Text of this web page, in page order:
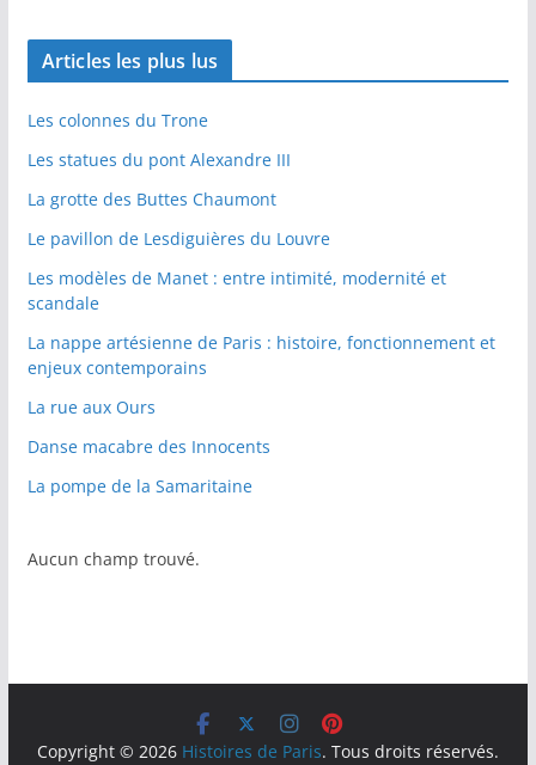
Articles les plus lus
Les colonnes du Trone
Les statues du pont Alexandre III
La grotte des Buttes Chaumont
Le pavillon de Lesdiguières du Louvre
Les modèles de Manet : entre intimité, modernité et
scandale
La nappe artésienne de Paris : histoire, fonctionnement et
enjeux contemporains
La rue aux Ours
Danse macabre des Innocents
La pompe de la Samaritaine
Aucun champ trouvé.
Copyright © 2026 Histoires de Paris. Tous droits réservés.